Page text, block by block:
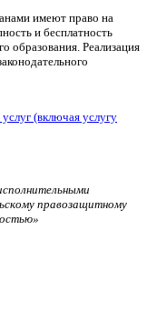
имеют право на
и бесплатность
образования. Реализация
(включая услугу
правозащитному